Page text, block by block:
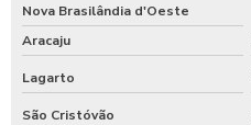
Nova Brasilândia d'Oeste
Aracaju
Lagarto
São Cristóvão